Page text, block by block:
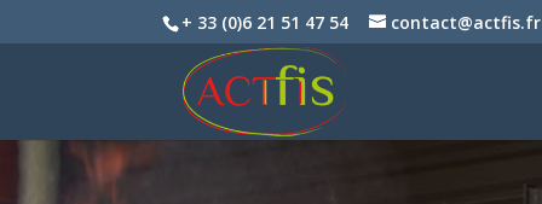
+ 33 (0)6 21 51 47 54 contact@actfis.fr